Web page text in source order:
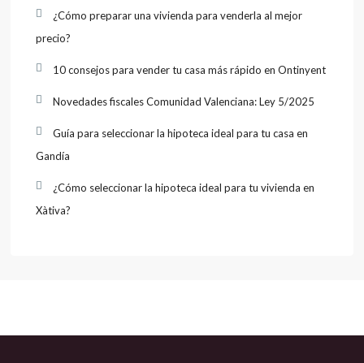
¿Cómo preparar una vivienda para venderla al mejor
precio?
10 consejos para vender tu casa más rápido en Ontinyent
Novedades fiscales Comunidad Valenciana: Ley 5/2025
Guía para seleccionar la hipoteca ideal para tu casa en
Gandía
¿Cómo seleccionar la hipoteca ideal para tu vivienda en
Xàtiva?